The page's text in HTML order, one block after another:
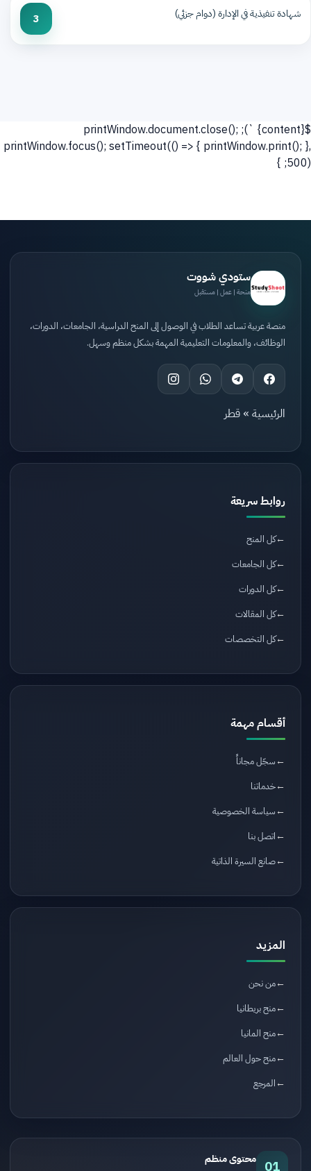
شهادة تنفيذية في الإدارة (دوام جزئي) 3
${content}
`); printWindow.document.close();
printWindow.focus(); setTimeout(() => { printWindow.print(); },
500); }
ستودي شووت
منحة | عمل | مستقبل
منصة عربية تساعد الطلاب في الوصول إلى المنح الدراسية، الجامعات، الدورات،
الوظائف، والمعلومات التعليمية المهمة بشكل منظم وسهل.
الرئيسية » قطر
روابط سريعة
كل المنح
كل الجامعات
كل الدورات
كل المقالات
كل التخصصات
أقسام مهمة
سجّل مجاناً
خدماتنا
سياسة الخصوصية
اتصل بنا
صانع السيرة الذاتية
المزيد
من نحن
منح بريطانيا
منح المانيا
منح حول العالم
المرجع
01 محتوى منظم